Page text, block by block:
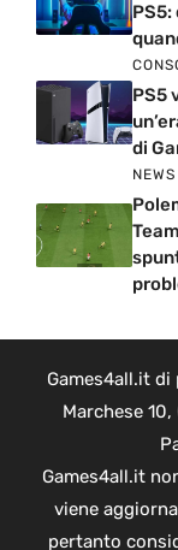
PS5
di
NEWS
Games4all.it di
Marchese
Games4all.it
viene
pertanto